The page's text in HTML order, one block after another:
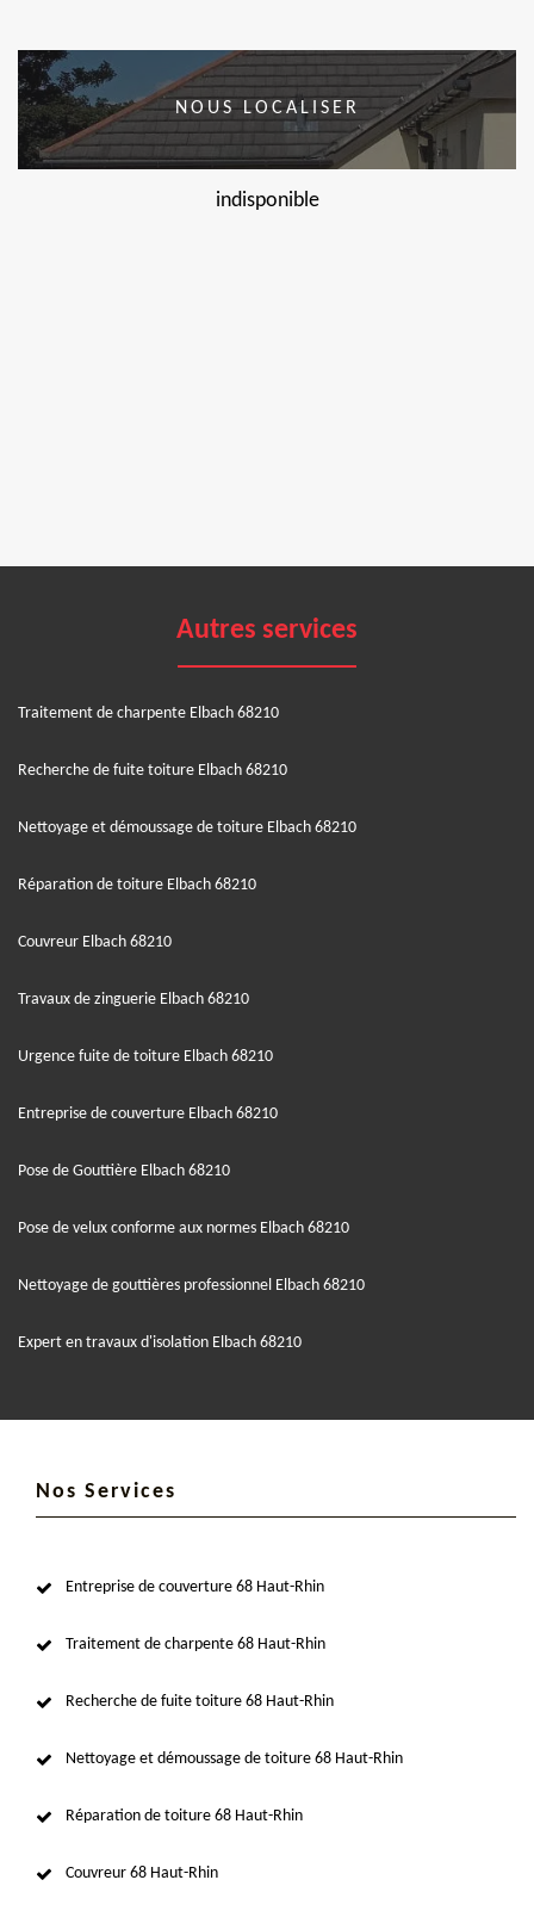
NOUS LOCALISER
indisponible
Autres services
Traitement de charpente Elbach 68210
Recherche de fuite toiture Elbach 68210
Nettoyage et démoussage de toiture Elbach 68210
Réparation de toiture Elbach 68210
Couvreur Elbach 68210
Travaux de zinguerie Elbach 68210
Urgence fuite de toiture Elbach 68210
Entreprise de couverture Elbach 68210
Pose de Gouttière Elbach 68210
Pose de velux conforme aux normes Elbach 68210
Nettoyage de gouttières professionnel Elbach 68210
Expert en travaux d'isolation Elbach 68210
Nos Services
Entreprise de couverture 68 Haut-Rhin
Traitement de charpente 68 Haut-Rhin
Recherche de fuite toiture 68 Haut-Rhin
Nettoyage et démoussage de toiture 68 Haut-Rhin
Réparation de toiture 68 Haut-Rhin
Couvreur 68 Haut-Rhin